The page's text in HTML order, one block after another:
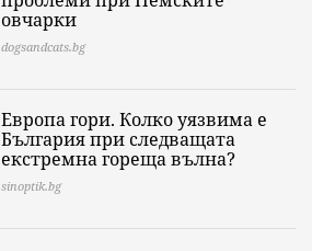
овчарки
dogsandcats.bg
Европа гори. Колко уязвима е
България при следващата
екстремна гореща вълна?
sinoptik.bg